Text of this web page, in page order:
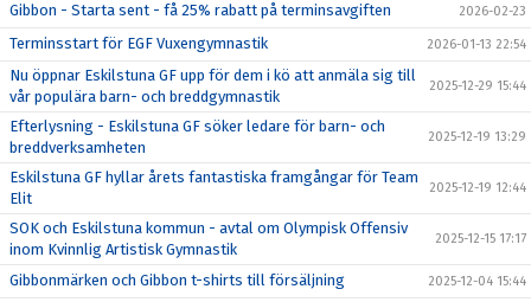
Gibbon - Starta sent - få 25% rabatt på terminsavgiften 2026-02-23
Terminsstart för EGF Vuxengymnastik 2026-01-13 22:54
Nu öppnar Eskilstuna GF upp för dem i kö att anmäla sig till
vår populära barn- och breddgymnastik
2025-12-29 15:44
Efterlysning - Eskilstuna GF söker ledare för barn- och
breddverksamheten
2025-12-19 13:29
Eskilstuna GF hyllar årets fantastiska framgångar för Team
Elit
2025-12-19 12:44
SOK och Eskilstuna kommun - avtal om Olympisk Offensiv
inom Kvinnlig Artistisk Gymnastik
2025-12-15 17:17
Gibbonmärken och Gibbon t-shirts till försäljning 2025-12-04 15:44